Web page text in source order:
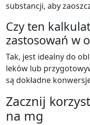
substancji, aby
Czy ten
zastosowań w
Tak, jest idealny do
leków lub
są dokładne
Zacznij
na mg